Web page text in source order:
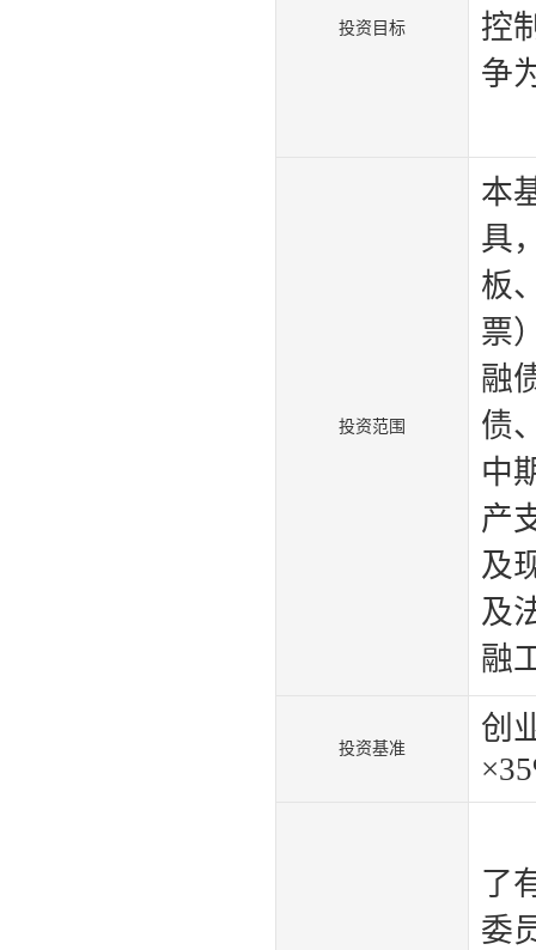
投资目标
控
争
投资范围
本
具
板
票
融
债
中
产
及
及
融
投资基准
创
×
了
委